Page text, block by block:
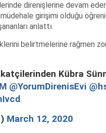
direnişlerine devam
müdehale girişimi olduğu
anlattı.
belirtmelerine rağmen
Kübra
@YorumDirenisEvi
March 12, 2020